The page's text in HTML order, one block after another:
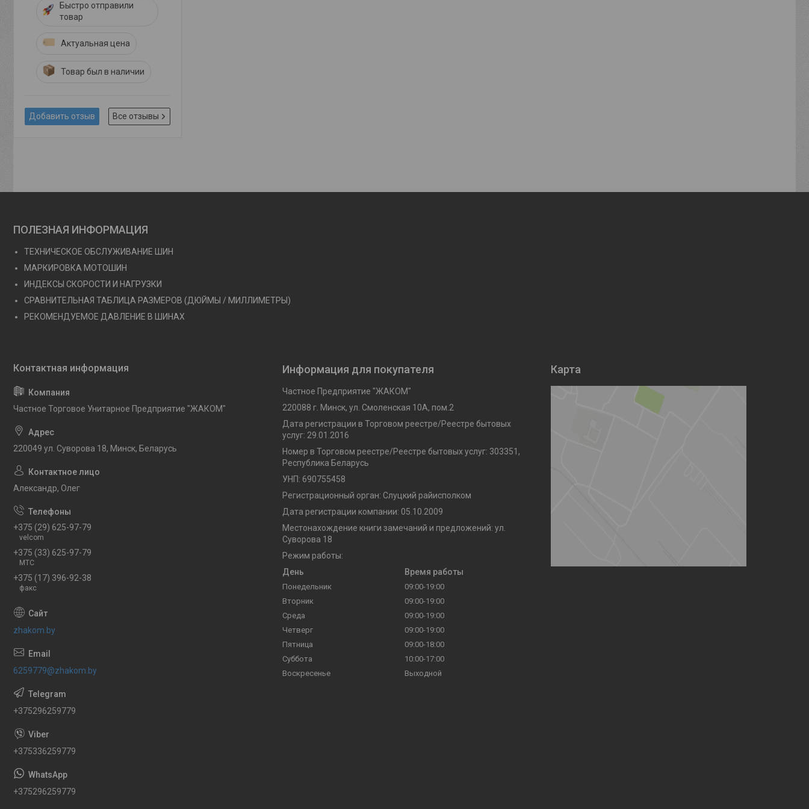
Быстро отправили
товар
Актуальная цена
Товар был в наличии
Добавить отзыв Все отзывы
ПОЛЕЗНАЯ ИНФОРМАЦИЯ
ТЕХНИЧЕСКОЕ ОБСЛУЖИВАНИЕ ШИН
МАРКИРОВКА МОТОШИН
ИНДЕКСЫ СКОРОСТИ И НАГРУЗКИ
СРАВНИТЕЛЬНАЯ ТАБЛИЦА РАЗМЕРОВ (ДЮЙМЫ / МИЛЛИМЕТРЫ)
РЕКОМЕНДУЕМОЕ ДАВЛЕНИЕ В ШИНАХ
Частное Торговое Унитарное Предприятие "ЖАКОМ"
220049 ул. Суворова 18, Минск, Беларусь
Александр, Олег
+375 (29) 625-97-79
velcom
+375 (33) 625-97-79
МТС
+375 (17) 396-92-38
факс
zhakom.by
6259779@zhakom.by
+375296259779
+375336259779
+375296259779
Информация для покупателя
Частное Предприятие "ЖАКОМ"
220088 г. Минск, ул. Смоленская 10A, пом.2
Дата регистрации в Торговом реестре/Реестре бытовых
услуг: 29.01.2016
Номер в Торговом реестре/Реестре бытовых услуг: 303351,
Республика Беларусь
УНП: 690755458
Регистрационный орган: Слуцкий райисполком
Дата регистрации компании: 05.10.2009
Местонахождение книги замечаний и предложений: ул.
Суворова 18
Режим работы:
День
Время работы
Понедельник
09:00-19:00
Вторник
09:00-19:00
Среда
09:00-19:00
Четверг
09:00-19:00
Пятница
09:00-18:00
Суббота
10:00-17:00
Воскресенье
Выходной
Карта